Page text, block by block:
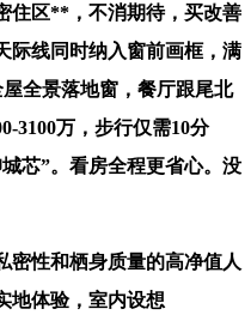
住区**，不消期待，买改善
际线同时纳入窗前画框，满
全景落地窗，餐厅跟尾北
3100万，步行仅需10分
芯”。看房全程更省心。没
性和栖身质量的高净值人
地体验，室内设想